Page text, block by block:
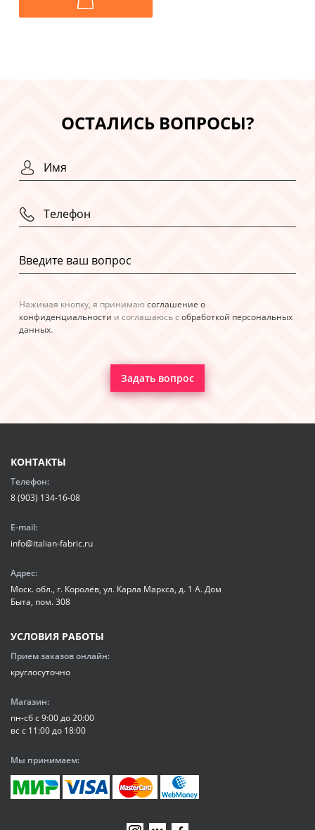
ОСТАЛИСЬ ВОПРОСЫ?
Нажимая кнопку, я принимаюсоглашение о
конфиденциальности и соглашаюсь с обработкой персональных
данных.
Задать вопрос
КОНТАКТЫ
Телефон:
8 (903) 134-16-08
E-mail:
info@italian-fabric.ru
Адрес:
Моск. обл., г. Королёв, ул. Карла Маркса, д. 1 А. Дом
Быта, пом. 308
УСЛОВИЯ РАБОТЫ
Прием заказов онлайн:
круглосуточно
Магазин:
пн-сб с 9:00 до 20:00
вс с 11:00 до 18:00
Мы принимаем: